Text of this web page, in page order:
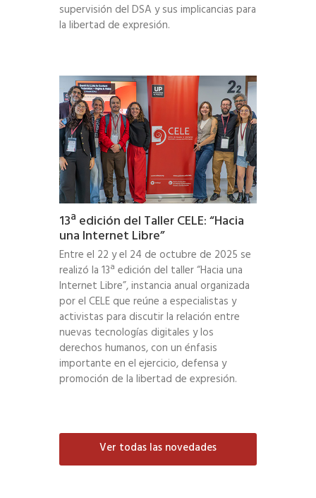
supervisión del DSA y sus implicancias para
la libertad de expresión.
13ª edición del Taller CELE: “Hacia
una Internet Libre”
Entre el 22 y el 24 de octubre de 2025 se
realizó la 13ª edición del taller “Hacia una
Internet Libre”, instancia anual organizada
por el CELE que reúne a especialistas y
activistas para discutir la relación entre
nuevas tecnologías digitales y los
derechos humanos, con un énfasis
importante en el ejercicio, defensa y
promoción de la libertad de expresión.
Ver todas las novedades